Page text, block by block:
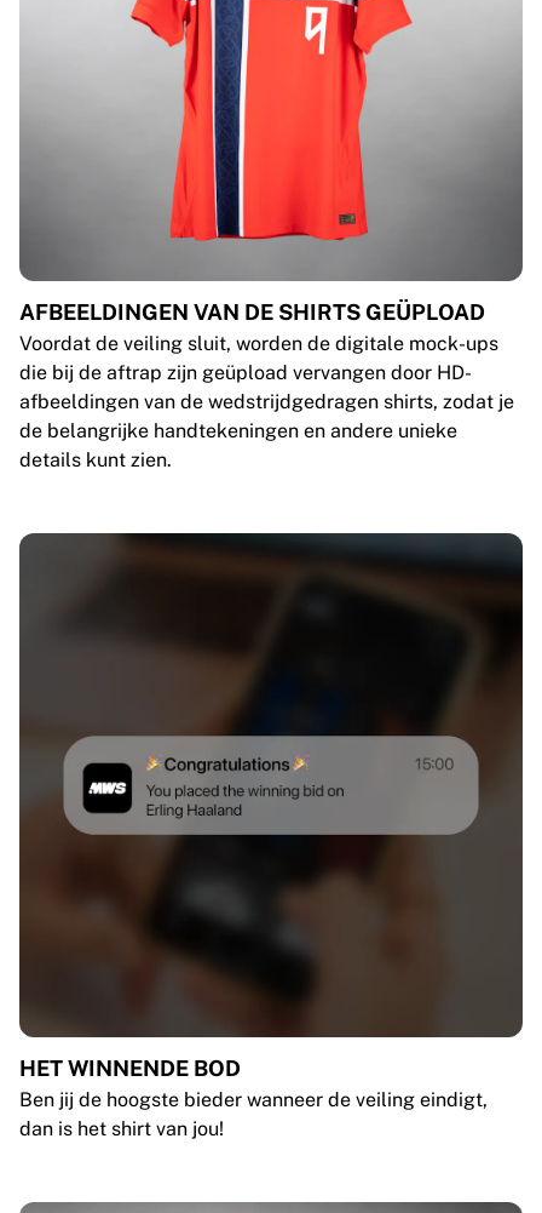
AFBEELDINGEN VAN DE SHIRTS GEÜPLOAD
Voordat de veiling sluit, worden de digitale mock-ups
die bij de aftrap zijn geüpload vervangen door HD-
afbeeldingen van de wedstrijdgedragen shirts, zodat je
de belangrijke handtekeningen en andere unieke
details kunt zien.
HET WINNENDE BOD
Ben jij de hoogste bieder wanneer de veiling eindigt,
dan is het shirt van jou!